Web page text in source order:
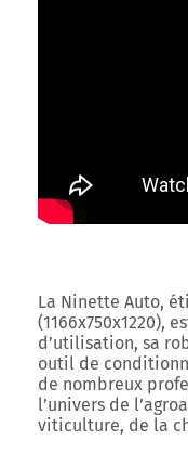
La Ninette Auto,
(1166x750x1220),
d’utilisation, sa
outil de
de nombreux
l’univers de
viticulture, de la